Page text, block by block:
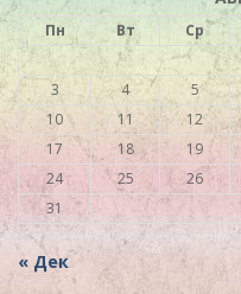
Пн Вт Ср
3
4 5
10
11 12
17
18 19
24
25 26
31
« Дек